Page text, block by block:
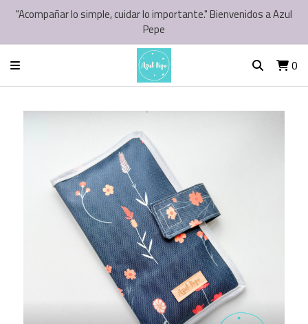
"Acompañar lo simple, cuidar lo importante." Bienvenidos a Azul
Pepe
0